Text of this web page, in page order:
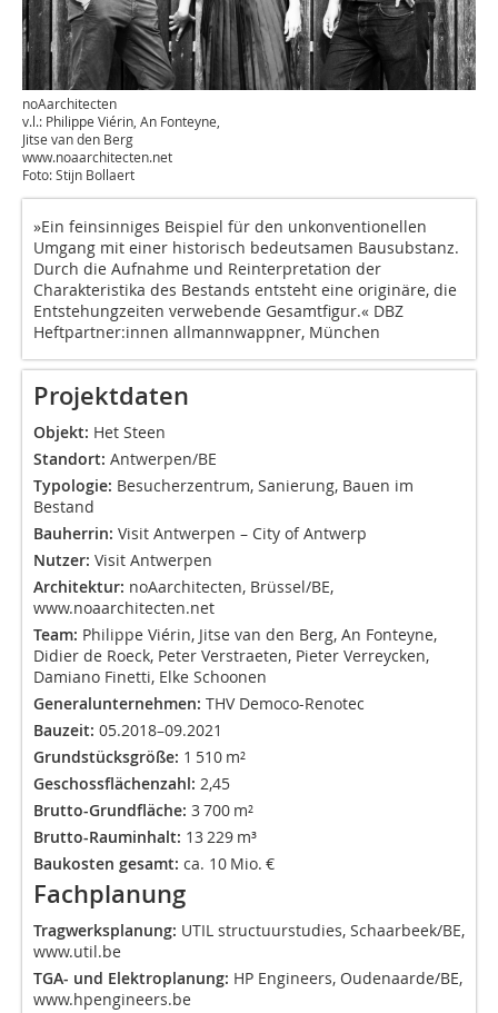
noAarchitecten
v.l.: Philippe Viérin, An Fonteyne,
Jitse van den Berg
www.noaarchitecten.net
Foto: Stijn Bollaert
»Ein feinsinniges Beispiel für den unkonven­tionellen
Umgang mit einer historisch bedeutsamen Bausubstanz.
Durch die Aufnahme und Reinterpretation der
Charakteristika des Bestands entsteht eine originäre, die
Entstehungzeiten verwebende Gesamtfigur.« DBZ
Heftpartner:innen allmannwappner, München
Projektdaten
Objekt: Het Steen
Standort: Antwerpen/BE
Typologie: Besucherzentrum, Sanierung, Bauen im
Bestand
Bauherrin: Visit Antwerpen – City of Antwerp
Nutzer: Visit Antwerpen
Architektur: noAarchitecten, Brüssel/BE,
www.noaarchitecten.net
Team: Philippe Viérin, Jitse van den Berg, An Fonteyne,
Didier de Roeck, Peter Verstraeten, Pieter Verreycken,
Damiano Finetti, Elke Schoonen
Generalunternehmen: THV Democo-Renotec
Bauzeit: 05.2018–09.2021
Grundstücksgröße: 1 510 m²
Geschossflächenzahl: 2,45
Brutto-Grundfläche: 3 700 m²
Brutto-Rauminhalt: 13 229 m³
Baukosten gesamt: ca. 10 Mio. €
Fachplanung
Tragwerksplanung: UTIL structuurstudies, Schaarbeek/BE,
www.util.be
TGA- und Elektroplanung: HP Engineers, Oudenaarde/BE,
www.hpengineers.be